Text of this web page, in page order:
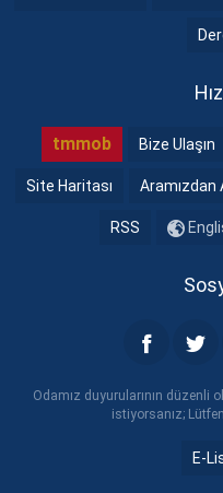
tmmob Bize Ulaşın
Site Haritası Aramızdan
RSS
Odamız duyurularının düzenli
istiyorsanız;
E-